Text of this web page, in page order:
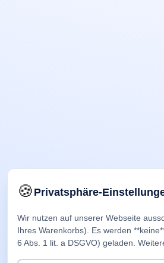
🍪Privatsphäre-
Wir nutzen auf unserer Webseite
Ihres Warenkorbs). Es werden
6 Abs. 1 lit. a DSGVO) geladen.